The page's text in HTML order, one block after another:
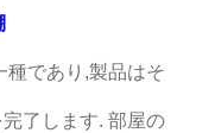
種であり,製品はそ
了します. 部屋の